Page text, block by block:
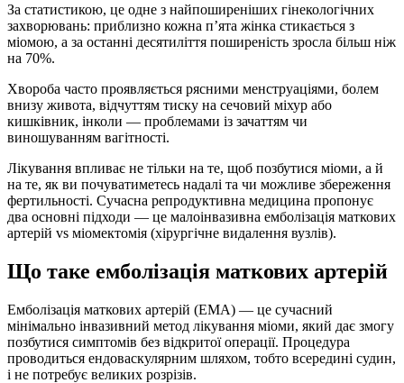
За статистикою, це одне з найпоширеніших гінекологічних
захворювань: приблизно кожна п’ята жінка стикається з
міомою, а за останні десятиліття поширеність зросла більш ніж
на 70%.
Хвороба часто проявляється рясними менструаціями, болем
внизу живота, відчуттям тиску на сечовий міхур або
кишківник, інколи — проблемами із зачаттям чи
виношуванням вагітності.
Лікування впливає не тільки на те, щоб позбутися міоми, а й
на те, як ви почуватиметесь надалі та чи можливе збереження
фертильності. Сучасна репродуктивна медицина пропонує
два основні підходи — це малоінвазивна емболізація маткових
артерій vs міомектомія (хірургічне видалення вузлів).
Що таке емболізація маткових артерій
Емболізація маткових артерій (ЕМА) — це сучасний
мінімально інвазивний метод лікування міоми, який дає змогу
позбутися симптомів без відкритої операції. Процедура
проводиться ендоваскулярним шляхом, тобто всередині судин,
і не потребує великих розрізів.